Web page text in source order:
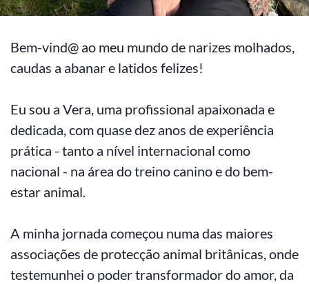
Bem-vind@ ao meu mundo de narizes molhados,
caudas a abanar e latidos felizes!
Eu sou a Vera, uma profissional apaixonada e
dedicada, com quase dez anos de experiência
prática - tanto a nível internacional como
nacional - na área do treino canino e do bem-
estar animal.
A minha jornada começou numa das maiores
associações de protecção animal britânicas, onde
testemunhei o poder transformador do amor, da